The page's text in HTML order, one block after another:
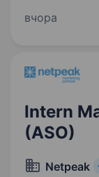
компанії у
вчора
Intern
(ASO)
Netpeak